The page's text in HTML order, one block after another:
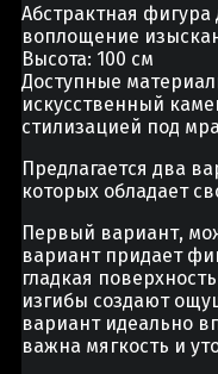
Абстрактная
воплощение
Высота: 100 см
Доступные
искусственный
стилизацией под
Предлагается два
которых обладает
Первый вариант,
вариант придает
гладкая
изгибы создают
вариант идеально
важна мягкость и